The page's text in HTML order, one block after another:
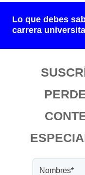
Lo que debes
carrera